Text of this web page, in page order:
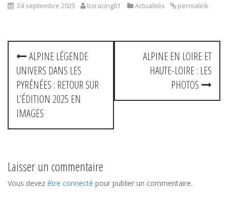
24 septembre 2025 bsracing01 Actualités permalink
a
v
ALPINE LÉGENDE
UNIVERS DANS LES
PYRÉNÉES : RETOUR SUR
L’ÉDITION 2025 EN
IMAGES
ALPINE EN LOIRE ET
HAUTE-LOIRE : LES
PHOTOS
Laisser un commentaire
Vous devez être connecté pour publier un commentaire.